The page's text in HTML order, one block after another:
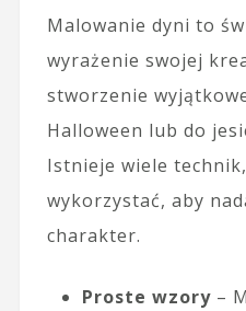
Malowanie dyni to
wyrażenie swojej
stworzenie
Halloween lub do
Istnieje wiele
wykorzystać, aby
charakter.
Proste wzory–